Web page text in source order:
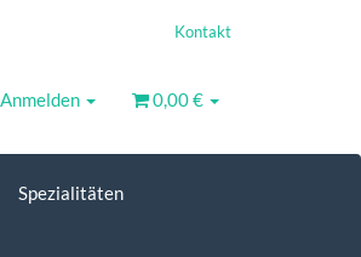
Kontakt
Anmelden 0,00 €
Spezialitäten